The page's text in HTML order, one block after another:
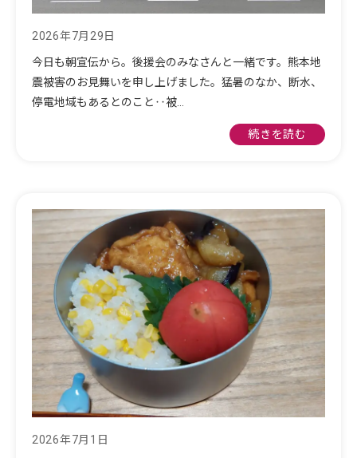
2026年7月29日
今日も朝宣伝から。後援会のみなさんと一緒です。熊本地
震被害のお見舞いを申し上げました。猛暑のなか、断水、
停電地域もあるとのこと‥被…
続きを読む
2026年7月1日